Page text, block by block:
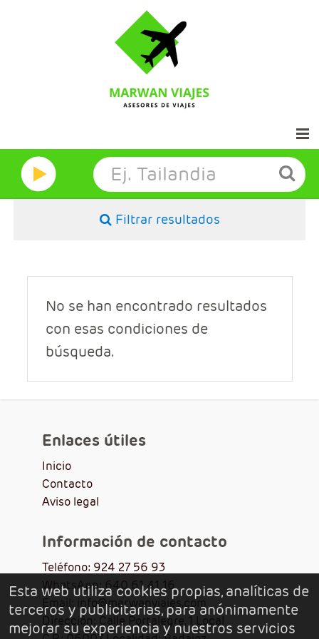
Inicio
Marwan Grandes Viajes
Filtrar resultados
No se han encontrado resultados
con esas condiciones de
búsqueda.
Enlaces útiles
Inicio
Contacto
Aviso legal
Información de contacto
Teléfono: 924 27 56 93
WhatsApp: 640 61 41 16
Email: info@marwanviajes.com
Dirección: Calle Portalegre, 1 Local
Esta web utiliza cookies propias, analíticas de
terceros y publicitarias, para anónimamente
mejorar su experiencia y nuestros servicios